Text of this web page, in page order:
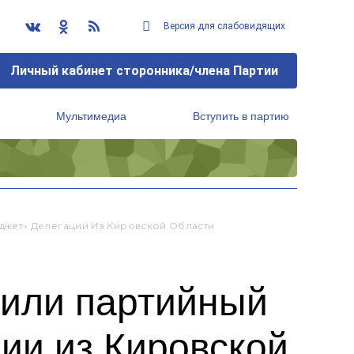
Версия для слабовидящих
Личный кабинет сторонника/члена Партии
Мультимедиа Вступить в партию
Делегации Из Кировской Области
партийный